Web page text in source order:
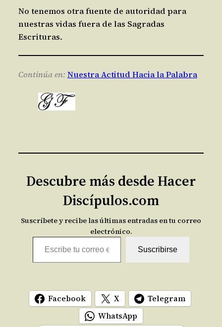
No tenemos otra fuente de autoridad para
nuestras vidas fuera de las Sagradas
Escrituras.
Continúa en: Nuestra Actitud Hacia la Palabra
Descubre más desde Hacer
Discípulos.com
Suscríbete y recibe las últimas entradas en tu correo
electrónico.
Escribe tu correo electrónico…
Suscribirse
Facebook X
Telegram
WhatsApp